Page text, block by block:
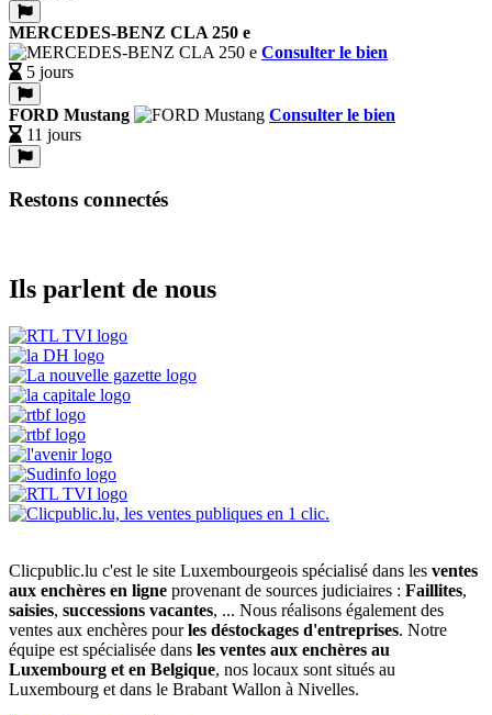
MERCEDES-BENZ CLA 250 e
Consulter le bien
5 jours
FORD Mustang
Consulter le bien
11 jours
Restons connectés
Ils parlent de nous
Clicpublic.lu c'est le site Luxembourgeois spécialisé dans les ventes
aux enchères en ligne provenant de sources judiciaires : Faillites,
saisies, successions vacantes, ... Nous réalisons également des
ventes aux enchères pourles déstockages d'entreprises. Notre
équipe est spécialisée dans les ventes aux enchères au
Luxembourg et en Belgique, nos locaux sont situés au
Luxembourg et dans le Brabant Wallon à Nivelles.